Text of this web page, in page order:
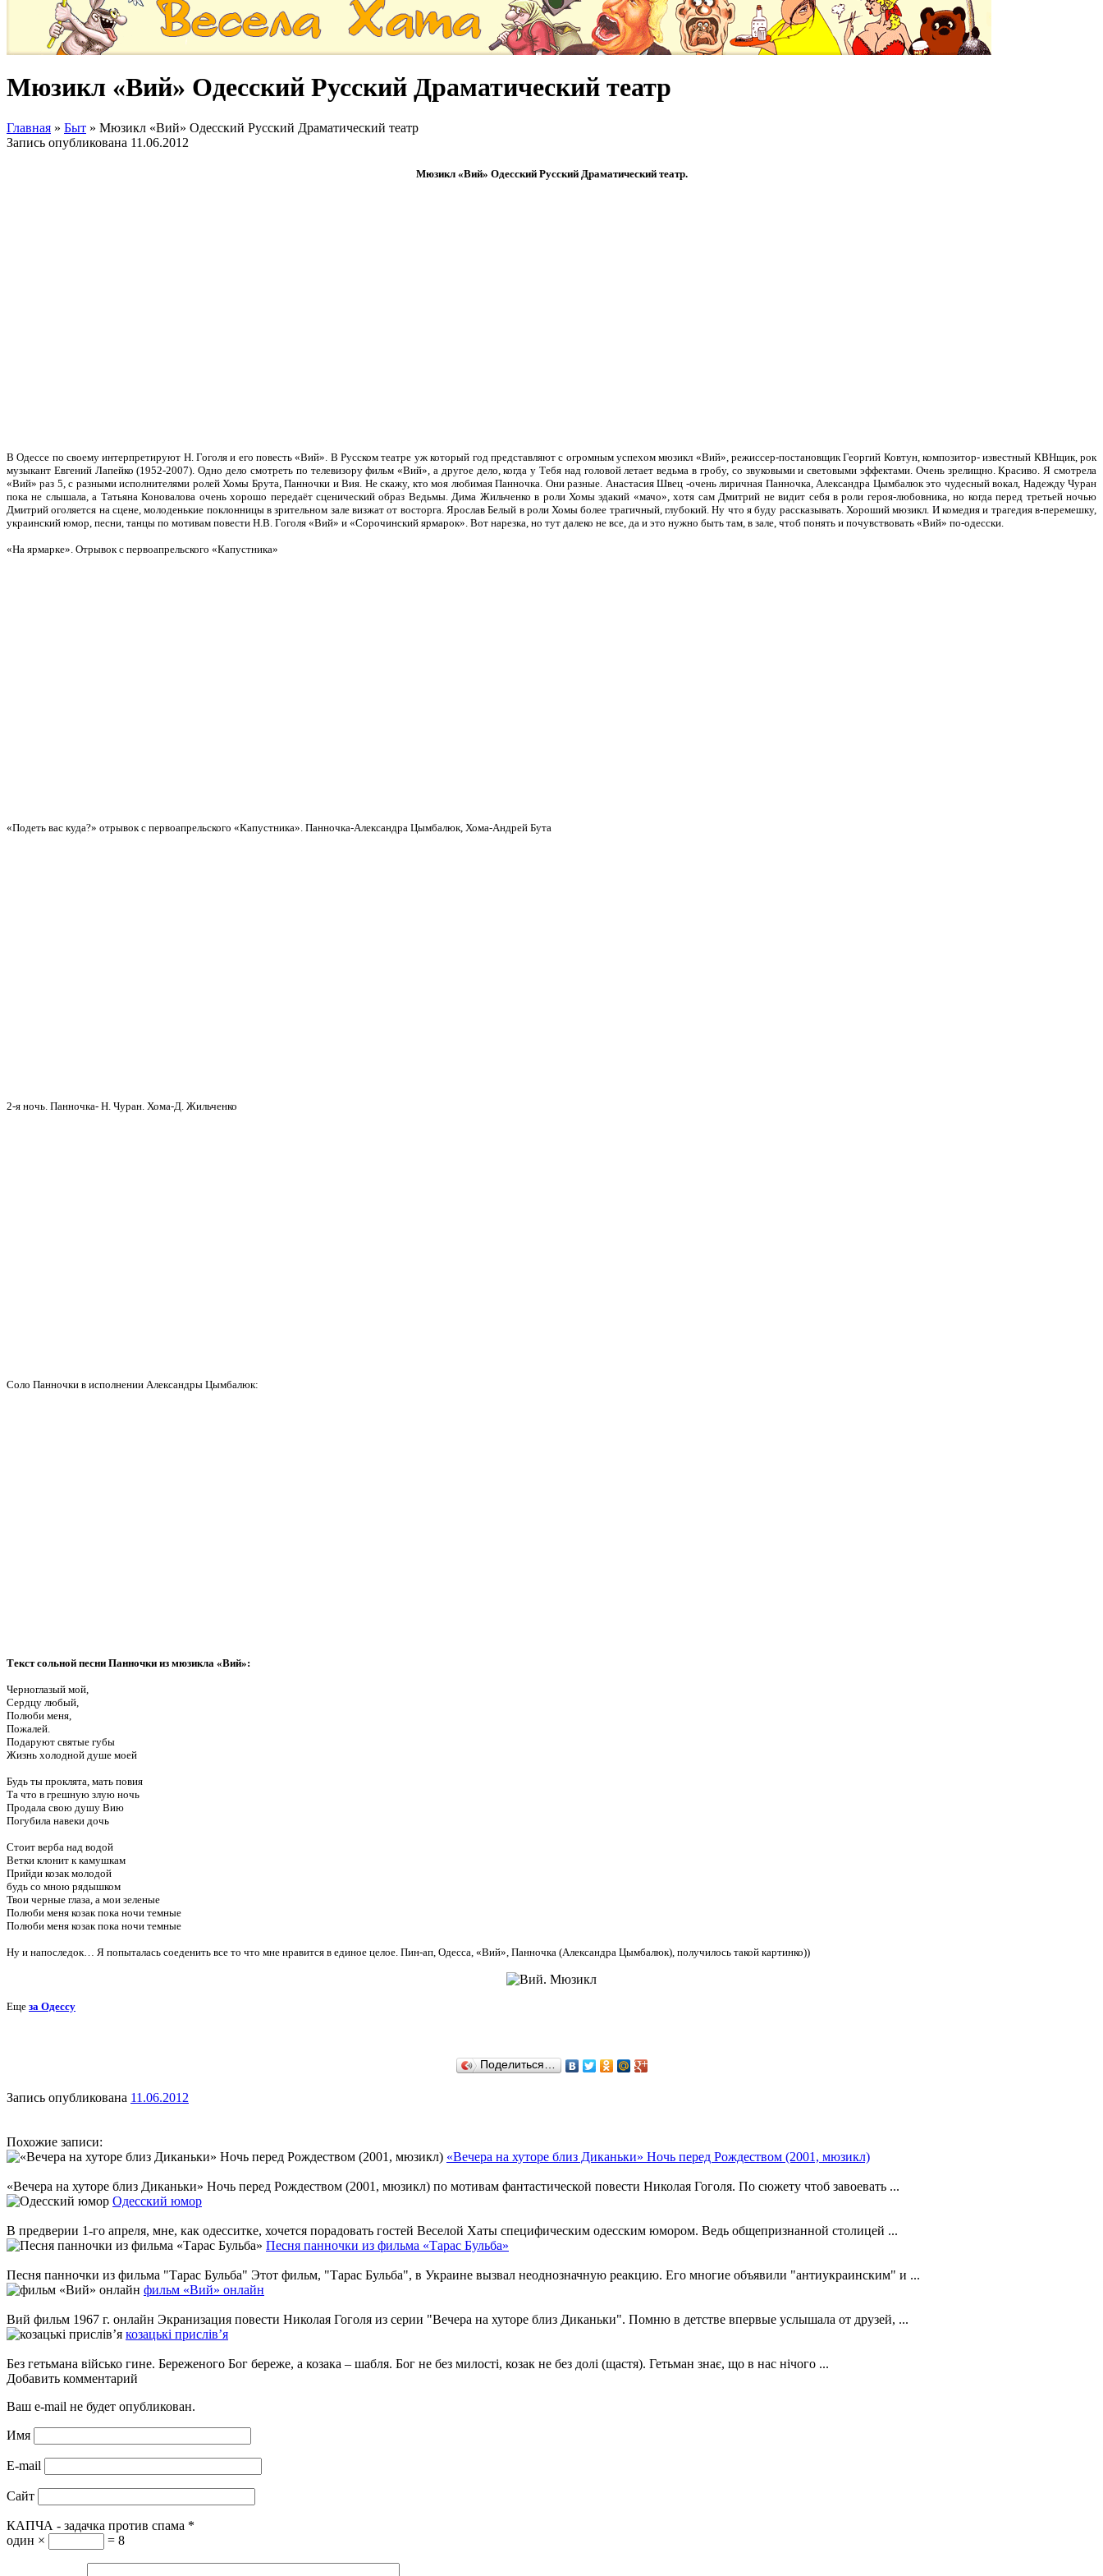
Мюзикл «Вий» Одесский Русский Драматический театр
Главная » Быт » Мюзикл «Вий» Одесский Русский Драматический театр
Запись опубликована 11.06.2012
Мюзикл «Вий» Одесский Русский Драматический театр.
В Одессе по своему интерпретируют Н. Гоголя и его повесть «Вий». В Русском театре уж который год представляют с огромным успехом мюзикл «Вий», режиссер-постановщик Георгий Ковтун, композитор- известный КВНщик, рок
музыкант Евгений Лапейко (1952-2007). Одно дело смотреть по телевизору фильм «Вий», а другое дело, когда у Тебя над головой летает ведьма в гробу, со звуковыми и световыми эффектами. Очень зрелищно. Красиво. Я смотрела
«Вий» раз 5, с разными исполнителями ролей Хомы Брута, Панночки и Вия. Не скажу, кто моя любимая Панночка. Они разные. Анастасия Швец -очень лиричная Панночка, Александра Цымбалюк это чудесный вокал, Надежду Чуран
пока не слышала, а Татьяна Коновалова очень хорошо передаёт сценический образ Ведьмы. Дима Жильченко в роли Хомы эдакий «мачо», хотя сам Дмитрий не видит себя в роли героя-любовника, но когда перед третьей ночью
Дмитрий оголяется на сцене, молоденькие поклонницы в зрительном зале визжат от восторга. Ярослав Белый в роли Хомы более трагичный, глубокий. Ну что я буду рассказывать. Хороший мюзикл. И комедия и трагедия в-перемешку,
украинский юмор, песни, танцы по мотивам повести Н.В. Гоголя «Вий» и «Сорочинский ярмарок». Вот нарезка, но тут далеко не все, да и это нужно быть там, в зале, чтоб понять и почувствовать «Вий» по-одесски.
«На ярмарке». Отрывок с первоапрельского «Капустника»
«Подеть вас куда?» отрывок с первоапрельского «Капустника». Панночка-Александра Цымбалюк, Хома-Андрей Бута
2-я ночь. Панночка- Н. Чуран. Хома-Д. Жильченко
Соло Панночки в исполнении Александры Цымбалюк:
Текст сольной песни Панночки из мюзикла «Вий»:
Черноглазый мой,
Сердцу любый,
Полюби меня,
Пожалей.
Подаруют святые губы
Жизнь холодной душе моей
Будь ты проклята, мать повия
Та что в грешную злую ночь
Продала свою душу Вию
Погубила навеки дочь
Стоит верба над водой
Ветки клонит к камушкам
Прийди козак молодой
будь со мною рядышком
Твои черные глаза, а мои зеленые
Полюби меня козак пока ночи темные
Полюби меня козак пока ночи темные
Ну и напоследок… Я попыталась соеденить все то что мне нравится в единое целое. Пин-ап, Одесса, «Вий», Панночка (Александра Цымбалюк), получилось такой картинко))
Еще за Одессу
Поделиться…
Запись опубликована 11.06.2012
Похожие записи:
«Вечера на хуторе близ Диканьки» Ночь перед Рождеством (2001, мюзикл)
«Вечера на хуторе близ Диканьки» Ночь перед Рождеством (2001, мюзикл) по мотивам фантастической повести Николая Гоголя. По сюжету чтоб завоевать ...
Одесский юмор
В предверии 1-го апреля, мне, как одесситке, хочется порадовать гостей Веселой Хаты специфическим одесским юмором. Ведь общепризнанной столицей ...
Песня панночки из фильма «Тарас Бульба»
Песня панночки из фильма "Тарас Бульба" Этот фильм, "Тарас Бульба", в Украине вызвал неоднозначную реакцию. Его многие объявили "антиукраинским" и ...
фильм «Вий» онлайн
Вий фильм 1967 г. онлайн Экранизация повести Николая Гоголя из серии "Вечера на хуторе близ Диканьки". Помню в детстве впервые услышала от друзей, ...
козацькі прислів’я
Без гетьмана військо гине. Береженого Бог береже, а козака – шабля. Бог не без милості, козак не без долі (щастя). Гетьман знає, що в нас нічого ...
Добавить комментарий
Ваш e-mail не будет опубликован.
Имя
E-mail
Сайт
КАПЧА - задачка против спама *
один ×
= 8